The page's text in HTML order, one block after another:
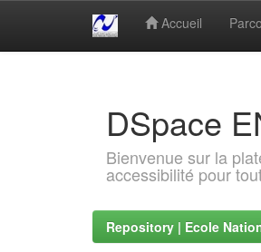
Accueil
DSpace
Bienvenue sur la
accessibilité pour
Repository | Ecole